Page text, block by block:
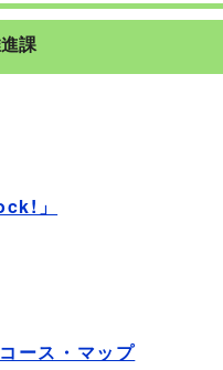
課
」
ース・マップ